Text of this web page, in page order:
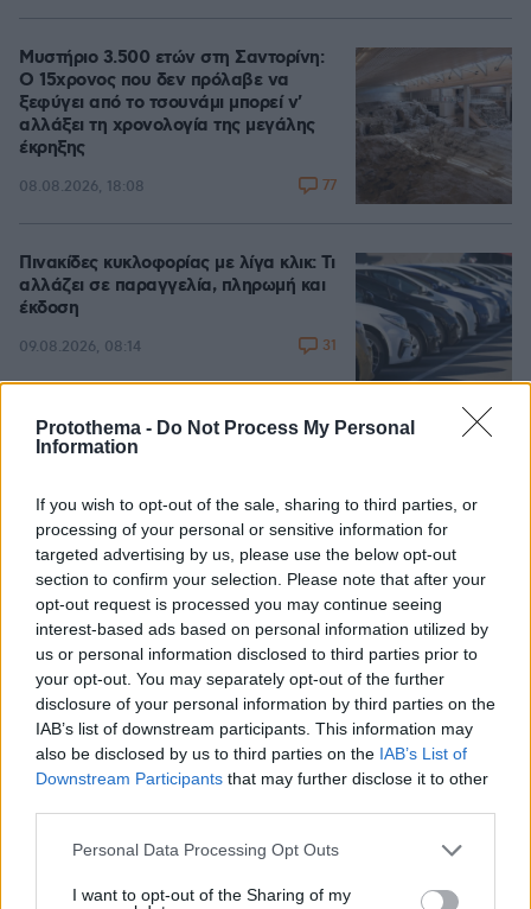
Protothema - Do Not Process My Personal
Information
If you wish to opt-out of the sale, sharing to third parties, or
processing of your personal or sensitive information for
targeted advertising by us, please use the below opt-out
section to confirm your selection. Please note that after your
opt-out request is processed you may continue seeing
interest-based ads based on personal information utilized by
us or personal information disclosed to third parties prior to
your opt-out. You may separately opt-out of the further
disclosure of your personal information by third parties on the
IAB’s list of downstream participants. This information may
also be disclosed by us to third parties on the IAB’s List of
Downstream Participants that may further disclose it to other
Please note that this website/app uses one or more Google
not limited to your visit or usage behaviour. You may click to
Personal Data Processing Opt Outs
I want to opt-out of the Sharing of my
Μυστήριο 3.500 ετών στη Σαντορίνη:
Ο 15χρονος που δεν πρόλαβε να
ξεφύγει από το τσουνάμι μπορεί ν'
αλλάξει τη χρονολογία της μεγάλης
έκρηξης
08.08.2026, 18:08 77
Πινακίδες κυκλοφορίας με λίγα κλικ: Τι
αλλάζει σε παραγγελία, πληρωμή και
έκδοση
09.08.2026, 08:14 31
και το κορίτσι μου, γράφει
09.08.2026, 08:33 9
Games